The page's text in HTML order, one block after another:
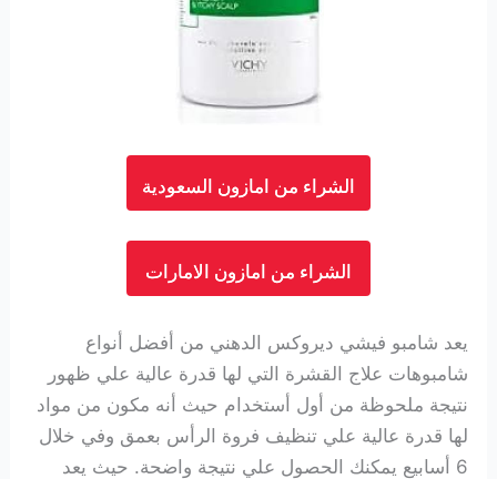
الشراء من امازون السعودية
الشراء من امازون الامارات
يعد شامبو فيشي ديروكس الدهني من أفضل أنواع
شامبوهات علاج القشرة التي لها قدرة عالية علي ظهور
نتيجة ملحوظة من أول أستخدام حيث أنه مكون من مواد
لها قدرة عالية علي تنظيف فروة الرأس بعمق وفي خلال
6 أسابيع يمكنك الحصول علي نتيجة واضحة. حيث يعد